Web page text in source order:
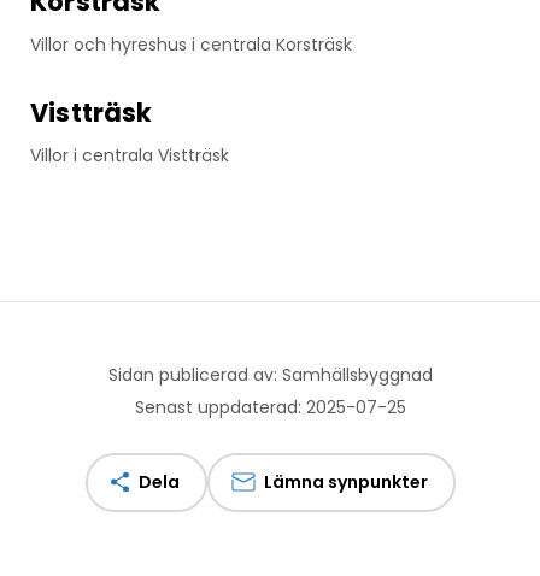
Villor och hyreshus i centrala Korsträsk
Vistträsk
Villor i centrala Vistträsk
Sidan publicerad av: Samhällsbyggnad
Senast uppdaterad: 2025-07-25
Dela Lämna synpunkter